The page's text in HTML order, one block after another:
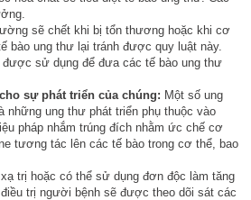
sẽ chết khi bị tổn thương hoặc khi cơ
bào ung thư lại tránh được quy luật này.
sử dụng để đưa các tế bào ung thư
sự phát triển của chúng: Một số ung
ung thư phát triển phụ thuộc vào
pháp nhắm trúng đích nhằm ức chế cơ
tương tác lên các tế bào trong cơ thể, bao
trị hoặc có thể sử dụng đơn độc làm tăng
trị người bệnh sẽ được theo dõi sát các